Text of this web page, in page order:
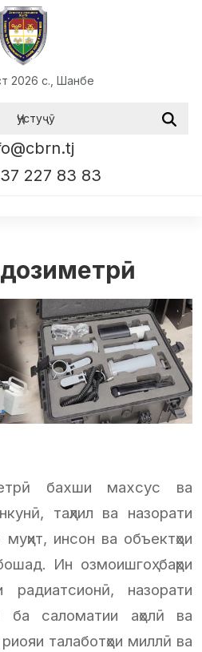
2026 с., Шанбе
227 83 83
бахши махсус ва
таҳлил ва назорати
инсон ва объектҳои
Ин озмоишгоҳ баҳри
радиатсионӣ, назорати
ба саломатии аҳолӣ ва
талаботҳои миллӣ ва